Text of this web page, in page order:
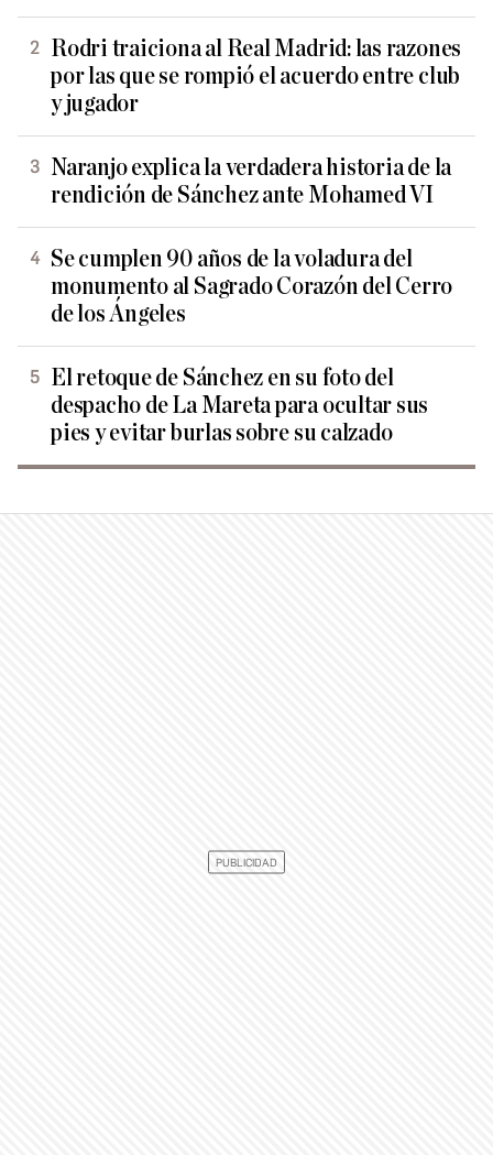
Rodri traiciona al Real Madrid: las razones
por las que se rompió el acuerdo entre club
y jugador
Naranjo explica la verdadera historia de la
rendición de Sánchez ante Mohamed VI
Se cumplen 90 años de la voladura del
monumento al Sagrado Corazón del Cerro
de los Ángeles
El retoque de Sánchez en su foto del
despacho de La Mareta para ocultar sus
pies y evitar burlas sobre su calzado